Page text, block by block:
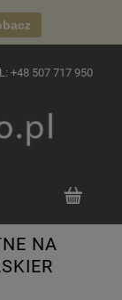
+48 507 717 950
NA